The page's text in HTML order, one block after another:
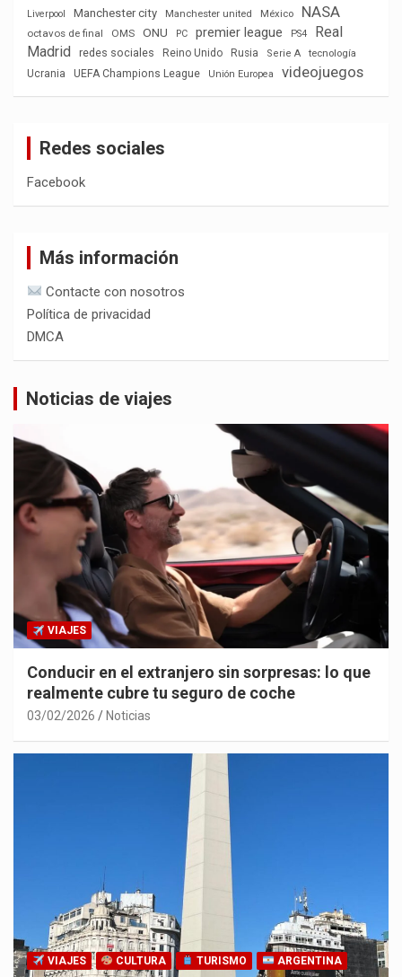
Liverpool Manchester city Manchester united México NASA
octavos de final OMS ONU PC premier league PS4
Real
Madrid
redes sociales Reino Unido Rusia Serie A
tecnología
Ucrania
UEFA Champions League Unión Europea videojuegos
Redes sociales
Facebook
Más información
Contacte con nosotros
Política de privacidad
DMCA
Noticias de viajes
VIAJES
Conducir en el extranjero sin sorpresas: lo que
realmente cubre tu seguro de coche
03/02/2026 Noticias
VIAJES CULTURA TURISMO ARGENTINA